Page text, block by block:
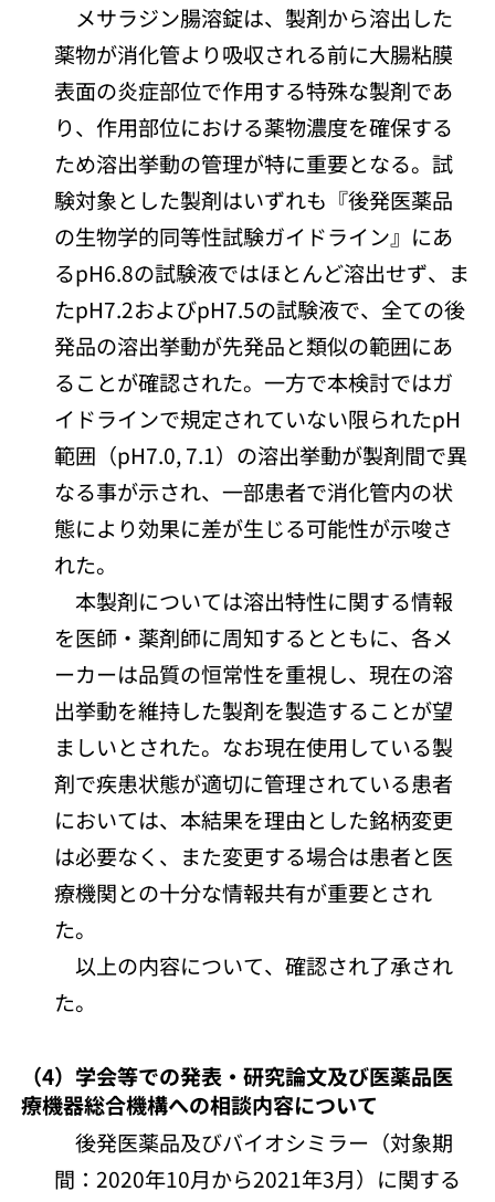
メサラジン腸溶錠は、製剤から溶出した
薬物が消化管より吸収される前に大腸粘膜
表面の炎症部位で作用する特殊な製剤であ
り、作用部位における薬物濃度を確保する
ため溶出挙動の管理が特に重要となる。試
験対象とした製剤はいずれも『後発医薬品
の生物学的同等性試験ガイドライン』にあ
るpH6.8の試験液ではほとんど溶出せず、ま
たpH7.2およびpH7.5の試験液で、全ての後
発品の溶出挙動が先発品と類似の範囲にあ
ることが確認された。一方で本検討ではガ
イドラインで規定されていない限られたpH
範囲（pH7.0, 7.1）の溶出挙動が製剤間で異
なる事が示され、一部患者で消化管内の状
態により効果に差が生じる可能性が示唆さ
れた。
本製剤については溶出特性に関する情報
を医師・薬剤師に周知するとともに、各メ
ーカーは品質の恒常性を重視し、現在の溶
出挙動を維持した製剤を製造することが望
ましいとされた。なお現在使用している製
剤で疾患状態が適切に管理されている患者
においては、本結果を理由とした銘柄変更
は必要なく、また変更する場合は患者と医
療機関との十分な情報共有が重要とされ
た。
以上の内容について、確認され了承され
た。
（4）学会等での発表・研究論文及び医薬品医
療機器総合機構への相談内容について
後発医薬品及びバイオシミラー（対象期
間：2020年10月から2021年3月）に関する